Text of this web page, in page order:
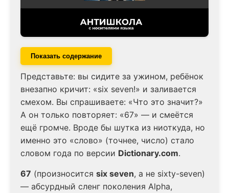
Показать содержание
Представьте: вы сидите за ужином, ребёнок
внезапно кричит: «six seven!» и заливается
смехом. Вы спрашиваете: «Что это значит?»
А он только повторяет: «67» — и смеётся
ещё громче. Вроде бы шутка из ниоткуда, но
именно это «слово» (точнее, число) стало
словом года по версии Dictionary.com.
67 (произносится six seven, а не sixty-seven)
— абсурдный сленг поколения Alpha,